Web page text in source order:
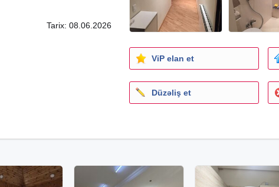
Tarix: 08.06.2026
ViP elan et
Düzəliş et